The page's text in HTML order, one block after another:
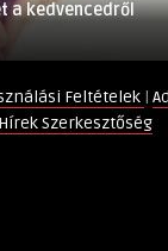
a kedvencedről
Feltételek |
Szerkesztőség